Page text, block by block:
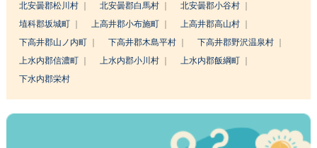
北安曇郡松川村
北安曇郡白馬村
北安曇郡小谷村
埴科郡坂城町
上高井郡小布施町
上高井郡高山村
下高井郡山ノ内町
下高井郡木島平村
下高井郡野沢温泉村
上水内郡信濃町
上水内郡小川村
上水内郡飯綱町
下水内郡栄村